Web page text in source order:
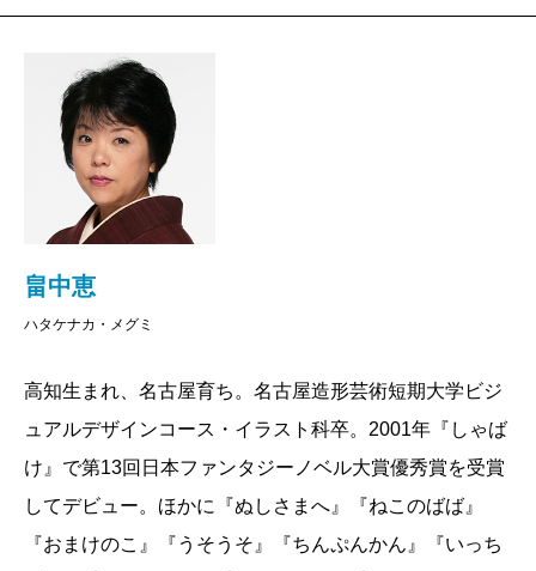
畠中恵
ハタケナカ・メグミ
高知生まれ、名古屋育ち。名古屋造形芸術短期大学ビジ
ュアルデザインコース・イラスト科卒。2001年『しゃば
け』で第13回日本ファンタジーノベル大賞優秀賞を受賞
してデビュー。ほかに『ぬしさまへ』『ねこのばば』
『おまけのこ』『うそうそ』『ちんぷんかん』『いっち